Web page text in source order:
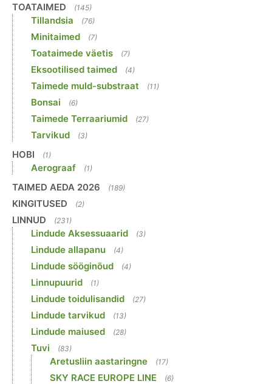
TOATAIMED (145)
Tillandsia (76)
Minitaimed (7)
Toataimede väetis (7)
Eksootilised taimed (4)
Taimede muld-substraat (11)
Bonsai (6)
Taimede Terraariumid (27)
Tarvikud (3)
HOBI (1)
Aerograaf (1)
TAIMED AEDA 2026 (189)
KINGITUSED (2)
LINNUD (231)
Lindude Aksessuaarid (3)
Lindude allapanu (4)
Lindude sööginõud (4)
Linnupuurid (1)
Lindude toidulisandid (27)
Lindude tarvikud (13)
Lindude maiused (28)
Tuvi (83)
Aretusliin aastaringne (17)
SKY RACE EUROPE LINE (6)